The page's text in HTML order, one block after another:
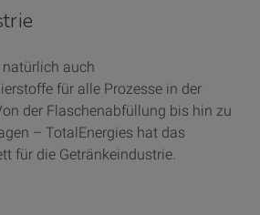
natürlich auch
für alle Prozesse in der
der Flaschenabfüllung bis hin zu
– TotalEnergies hat das
für die Getränkeindustrie.